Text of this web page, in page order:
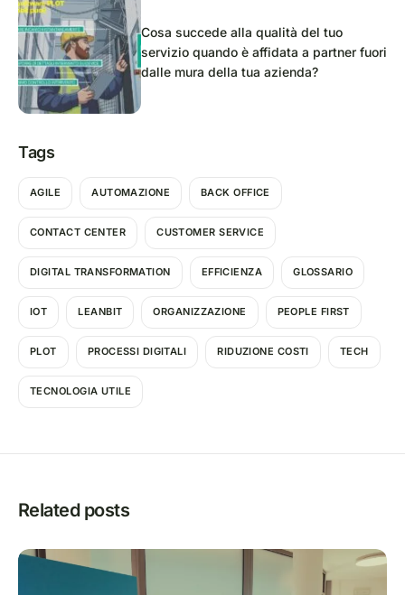
Cosa succede alla qualità del tuo
servizio quando è affidata a partner fuori
dalle mura della tua azienda?
Tags
AGILE AUTOMAZIONE BACK OFFICE
CONTACT CENTER CUSTOMER SERVICE
DIGITAL TRANSFORMATION EFFICIENZA GLOSSARIO
IOT LEANBIT ORGANIZZAZIONE PEOPLE FIRST
PLOT PROCESSI DIGITALI RIDUZIONE COSTI TECH
TECNOLOGIA UTILE
Related posts